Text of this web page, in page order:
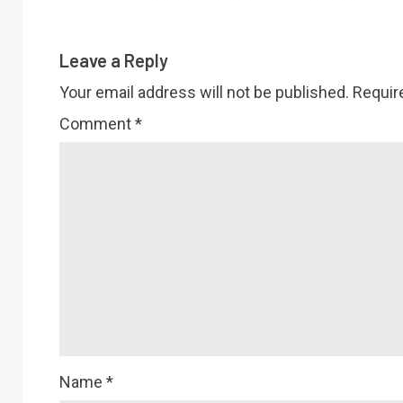
Leave a Reply
Your email address will not be published.
Comment*
Name *